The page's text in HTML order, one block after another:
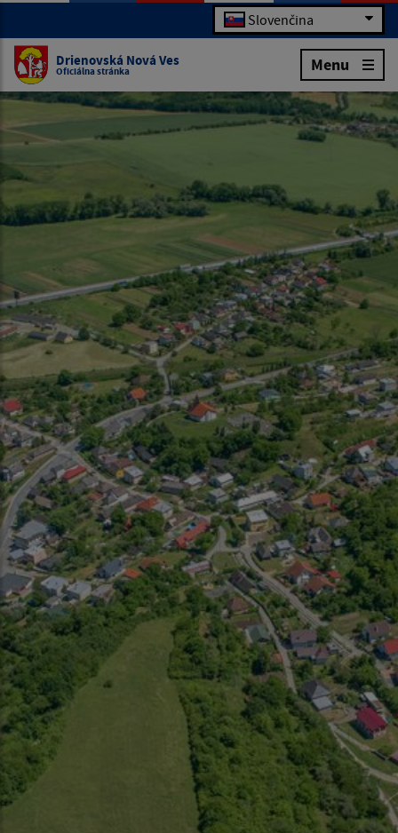
Slovenčina
Drienovská Nová Ves
Oficiálna stránka Menu